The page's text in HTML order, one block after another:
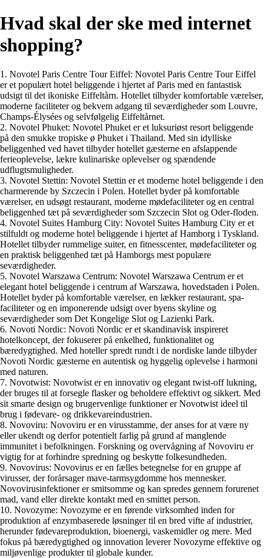
Hvad skal der ske med internet
shopping?
1. Novotel Paris Centre Tour Eiffel: Novotel Paris Centre Tour Eiffel
er et populært hotel beliggende i hjertet af Paris med en fantastisk
udsigt til det ikoniske Eiffeltårn. Hotellet tilbyder komfortable værelser,
moderne faciliteter og bekvem adgang til seværdigheder som Louvre,
Champs-Élysées og selvfølgelig Eiffeltårnet.
2. Novotel Phuket: Novotel Phuket er et luksuriøst resort beliggende
på den smukke tropiske ø Phuket i Thailand. Med sin idylliske
beliggenhed ved havet tilbyder hotellet gæsterne en afslappende
ferieoplevelse, lækre kulinariske oplevelser og spændende
udflugtsmuligheder.
3. Novotel Stettin: Novotel Stettin er et moderne hotel beliggende i den
charmerende by Szczecin i Polen. Hotellet byder på komfortable
værelser, en udsøgt restaurant, moderne mødefaciliteter og en central
beliggenhed tæt på seværdigheder som Szczecin Slot og Oder-floden.
4. Novotel Suites Hamburg City: Novotel Suites Hamburg City er et
stilfuldt og moderne hotel beliggende i hjertet af Hamborg i Tyskland.
Hotellet tilbyder rummelige suiter, en fitnesscenter, mødefaciliteter og
en praktisk beliggenhed tæt på Hamborgs mest populære
seværdigheder.
5. Novotel Warszawa Centrum: Novotel Warszawa Centrum er et
elegant hotel beliggende i centrum af Warszawa, hovedstaden i Polen.
Hotellet byder på komfortable værelser, en lækker restaurant, spa-
faciliteter og en imponerende udsigt over byens skyline og
seværdigheder som Det Kongelige Slot og Lazienki Park.
6. Novoti Nordic: Novoti Nordic er et skandinavisk inspireret
hotelkoncept, der fokuserer på enkelhed, funktionalitet og
bæredygtighed. Med hoteller spredt rundt i de nordiske lande tilbyder
Novoti Nordic gæsterne en autentisk og hyggelig oplevelse i harmoni
med naturen.
7. Novotwist: Novotwist er en innovativ og elegant twist-off lukning,
der bruges til at forsegle flasker og beholdere effektivt og sikkert. Med
sit smarte design og brugervenlige funktioner er Novotwist ideel til
brug i fødevare- og drikkevareindustrien.
8. Novoviru: Novoviru er en virusstamme, der anses for at være ny
eller ukendt og derfor potentielt farlig på grund af manglende
immunitet i befolkningen. Forskning og overvågning af Novoviru er
vigtig for at forhindre spredning og beskytte folkesundheden.
9. Novovirus: Novovirus er en fælles betegnelse for en gruppe af
virusser, der forårsager mave-tarmsygdomme hos mennesker.
Novovirusinfektioner er smitsomme og kan spredes gennem forurenet
mad, vand eller direkte kontakt med en smittet person.
10. Novozyme: Novozyme er en førende virksomhed inden for
produktion af enzymbaserede løsninger til en bred vifte af industrier,
herunder fødevareproduktion, bioenergi, vaskemidler og mere. Med
fokus på bæredygtighed og innovation leverer Novozyme effektive og
miljøvenlige produkter til globale kunder.